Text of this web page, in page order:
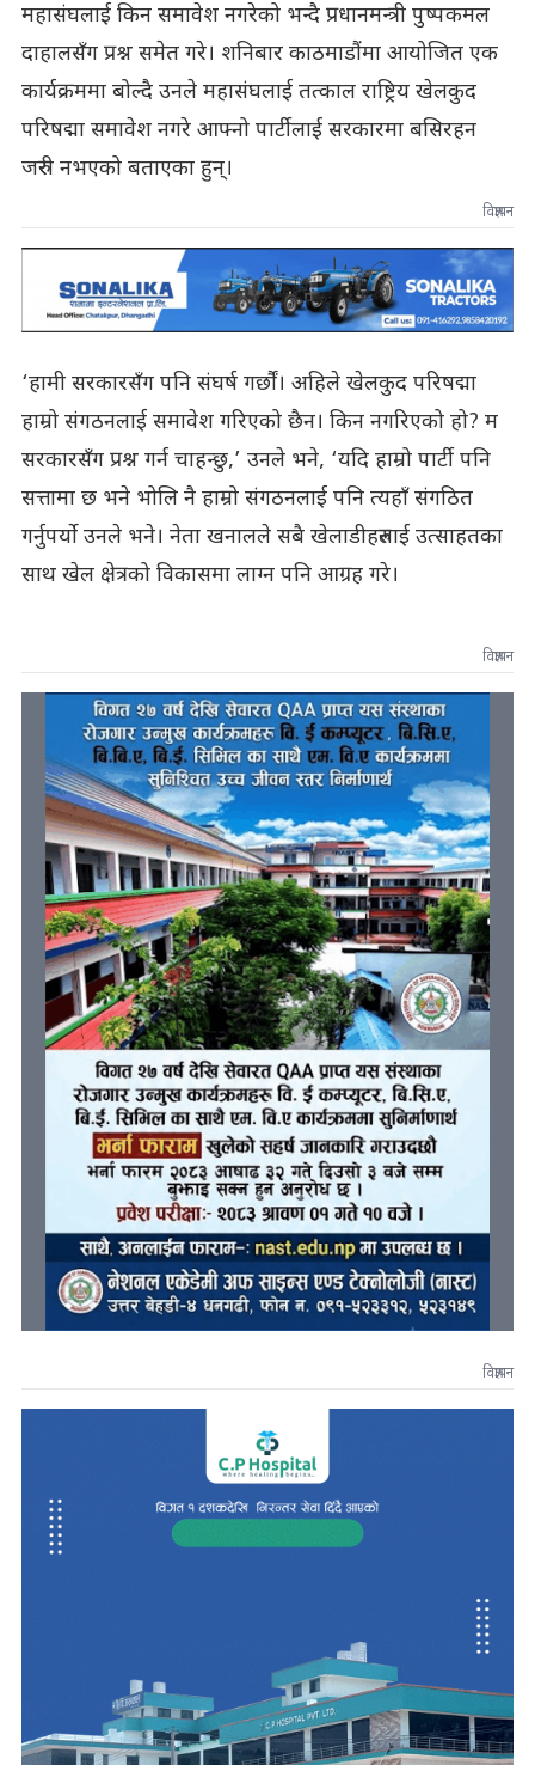
महासंघलाई किन समावेश नगरेको भन्दै प्रधानमन्त्री पुष्पकमल
दाहालसँग प्रश्न समेत गरे। शनिबार काठमाडौंमा आयोजित एक
कार्यक्रममा बोल्दै उनले महासंघलाई तत्काल राष्ट्रिय खेलकुद
परिषद्मा समावेश नगरे आफ्नो पार्टीलाई सरकारमा बसिरहन
जरुरी नभएको बताएका हुन्।
विज्ञापन
‘हामी सरकारसँग पनि संघर्ष गर्छौं। अहिले खेलकुद परिषद्मा
हाम्रो संगठनलाई समावेश गरिएको छैन। किन नगरिएको हो? म
सरकारसँग प्रश्न गर्न चाहन्छु,’ उनले भने, ‘यदि हाम्रो पार्टी पनि
सत्तामा छ भने भोलि नै हाम्रो संगठनलाई पनि त्यहाँ संगठित
गर्नुपर्यो उनले भने। नेता खनालले सबै खेलाडीहरुलाई उत्साहतका
साथ खेल क्षेत्रको विकासमा लाग्न पनि आग्रह गरे।
विज्ञापन
विज्ञापन